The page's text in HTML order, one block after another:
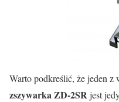
Warto podkreślić, że jeden
zszywarka ZD-2SRjest